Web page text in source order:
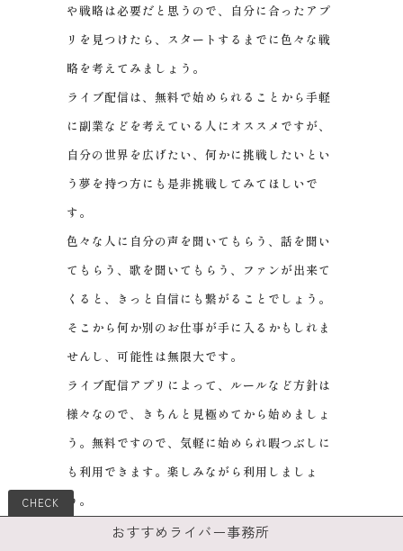
や戦略は必要だと思うので、自分に合ったアプ
リを見つけたら、スタートするまでに色々な戦
略を考えてみましょう。
ライブ配信は、無料で始められることから手軽
に副業などを考えている人にオススメですが、
自分の世界を広げたい、何かに挑戦したいとい
う夢を持つ方にも是非挑戦してみてほしいで
す。
色々な人に自分の声を聞いてもらう、話を聞い
てもらう、歌を聞いてもらう、ファンが出来て
くると、きっと自信にも繋がることでしょう。
そこから何か別のお仕事が手に入るかもしれま
せんし、可能性は無限大です。
ライブ配信アプリによって、ルールなど方針は
様々なので、きちんと見極めてから始めましょ
う。無料ですので、気軽に始められ暇つぶしに
も利用できます。楽しみながら利用しましょ
う。
おすすめライバー事務所